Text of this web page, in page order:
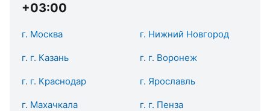
+03:00
г. Москва г. Нижний Новгород
г. г. Казань г. г. Воронеж
г. г. Краснодар г. Ярославль
г. Махачкала г. г. Пенза